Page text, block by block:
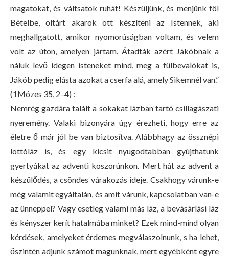
magatokat, és váltsatok ruhát! Készüljünk, és menjünk föl
Bételbe, oltárt akarok ott készíteni az Istennek, aki
meghallgatott, amikor nyomorúságban voltam, és velem
volt az úton, amelyen jártam. Átadták azért Jákóbnak a
náluk levő idegen isteneket mind, meg a fülbevalókat is,
Jákób pedig elásta azokat a cserfa alá, amely Sikemnél van.”
(1Mózes 35, 2–4) :
Nemrég gazdára talált a sokakat lázban tartó csillagászati
nyeremény. Valaki bizonyára úgy érezheti, hogy erre az
életre ő már jól be van biztosítva. Alábbhagy az össznépi
lottóláz is, és egy kicsit nyugodtabban gyújthatunk
gyertyákat az adventi koszorúnkon. Mert hát az advent a
készülődés, a csöndes várakozás ideje. Csakhogy várunk-e
még valamit egyáltalán, és amit várunk, kapcsolatban van-e
az ünneppel? Vagy esetleg valami más láz, a bevásárlási láz
és kényszer kerít hatalmába minket? Ezek mind-mind olyan
kérdések, amelyeket érdemes megválaszolnunk, s ha lehet,
őszintén adjunk számot magunknak, mert egyébként egyre